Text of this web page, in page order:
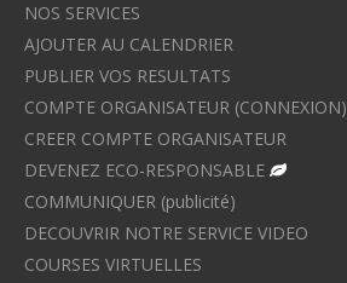
NOS SERVICES
AJOUTER AU CALENDRIER
PUBLIER VOS RESULTATS
COMPTE ORGANISATEUR (CONNEXION)
CREER COMPTE ORGANISATEUR
DEVENEZ ECO-RESPONSABLE
COMMUNIQUER (publicité)
DECOUVRIR NOTRE SERVICE VIDEO
COURSES VIRTUELLES